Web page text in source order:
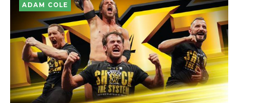
ADAM COLE